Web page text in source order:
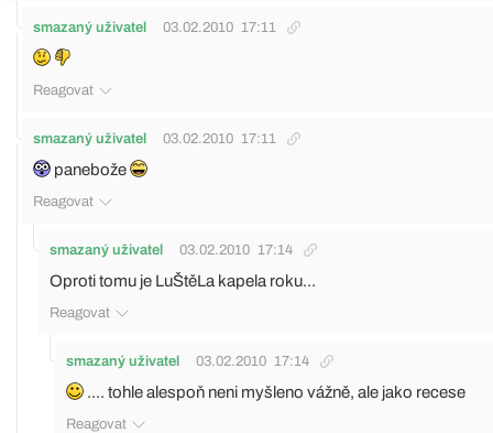
smazaný uživatel 03.02.2010 17:11
Reagovat
smazaný uživatel 03.02.2010 17:11
panebože
Reagovat
smazaný uživatel 03.02.2010 17:14
Oproti tomu je LuŠtěLa kapela roku...
Reagovat
smazaný uživatel 03.02.2010 17:14
.... tohle alespoň neni myšleno vážně, ale jako recese
Reagovat